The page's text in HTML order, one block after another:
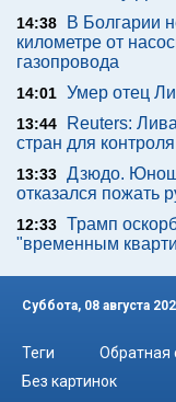
14:38
В Болгарии
километре от
газопровода
14:01 Умер отец
13:44
Reuters:
стран для
13:33 Дзюдо.
отказался пожать
12:33 Трамп
"временным
Суббота, 08 августа
Теги Обратная
Без картинок